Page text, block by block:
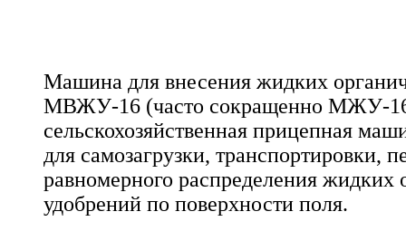
Машина для внесения жидких
МВЖУ-16 (часто сокращенно МЖУ-
сельскохозяйственная прицепная
для самозагрузки, транспортировки,
равномерного распределения жидких
удобрений по поверхности поля.